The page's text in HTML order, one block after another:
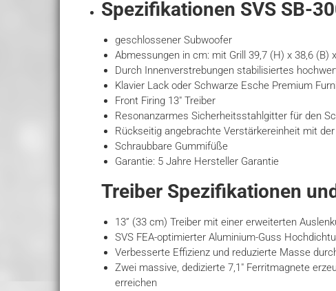
Spezifikationen SVS SB-
geschlossener Subwoofer
Abmessungen in cm: mit Grill 39,7 (H) x 38,6 (B)
Durch Innenverstrebungen stabilisiertes
Klavier Lack oder Schwarze Esche Premium
Front Firing 13″ Treiber
Resonanzarmes Sicherheitsstahlgitter für den
Rückseitig angebrachte Verstärkereinheit mit
Schraubbare Gummifüße
Garantie: 5 Jahre Hersteller Garantie
Treiber Spezifikationen
13” (33 cm) Treiber mit einer erweiterten
SVS FEA-optimierter Aluminium-Guss
Verbesserte Effizienz und reduzierte Masse
Zwei massive, dedizierte 7,1″ Ferritmagnete
erreichen